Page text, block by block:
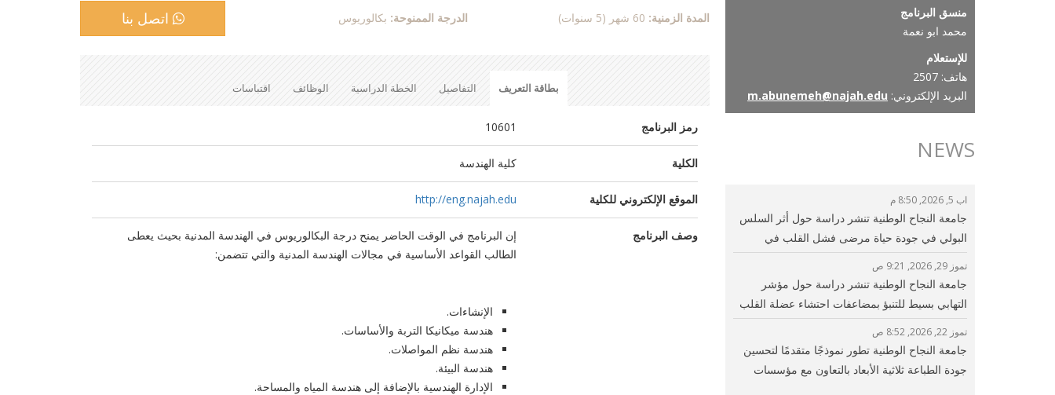
المدة الزمنية: الدرجة الممنوحة: بكالوريوس اتصل بنا
بطاقة التعريف التفاصيل الخطة الدراسية الوظائف اقتباسات
رمز البرنامج 10601
الكلية كلية الهندسة
الموقع الإلكتروني للكلية http://eng.najah.edu
وصف البرنامج
إن البرنامج في الوقت الحاضر يمنح درجة البكالوريوس في الهندسة المدنية بحيث يعطى
الطالب القواعد الأساسية في مجالات الهندسة المدنية والتي تتضمن:
الإنشاءات.
هندسة ميكانيكا التربة والأساسات.
هندسة نظم المواصلات.
هندسة البيئة.
الإدارة الهندسية بالإضافة إلى هندسة المياه والمساحة.
منسق البرنامج
محمد ابو نعمة
للإستعلام
هاتف: 2507
البريد الإلكتروني: m.abunemeh@najah.edu
NEWS
اب 5, 2026, 8:50 م
جامعة النجاح الوطنية تنشر دراسة حول أثر السلس
البولي في جودة حياة مرضى فشل القلب في
فلسطين
تموز 29, 2026, 9:21 ص
جامعة النجاح الوطنية تنشر دراسة حول مؤشر
التهابي بسيط للتنبؤ بمضاعفات احتشاء عضلة القلب
وتحسين الرعاية القلبية
تموز 22, 2026, 8:52 ص
جامعة النجاح الوطنية تطور نموذجًا متقدمًا لتحسين
جودة الطباعة ثلاثية الأبعاد بالتعاون مع مؤسسات